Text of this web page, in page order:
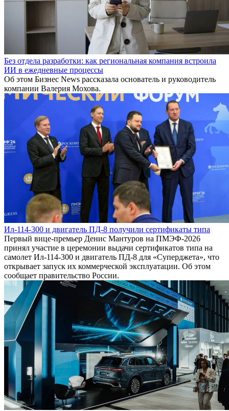
Без отдела разработки: как региональная компания встроила
ИИ в ежедневные процессы
Об этом Бизнес News рассказала основатель и руководитель
компании Валерия Мохова.
Ил-114-300 и двигатель ПД-8 получили сертификаты типа
Первый вице-премьер Денис Мантуров на ПМЭФ-2026
принял участие в церемонии выдачи сертификатов типа на
самолет Ил-114-300 и двигатель ПД-8 для «Суперджета», что
открывает запуск их коммерческой эксплуатации. Об этом
сообщает правительство России.